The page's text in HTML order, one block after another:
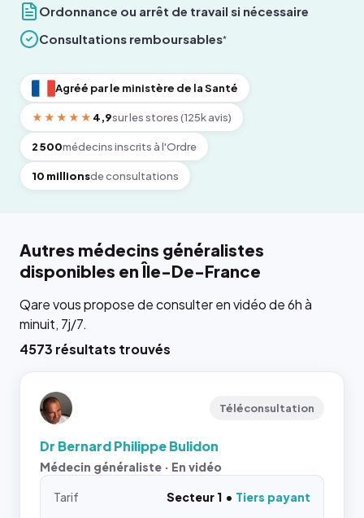
Ordonnance ou arrêt de travail si nécessaire
Consultations remboursables*
Agréé par le ministère de la Santé
★★★★★ 4,9sur les stores (125k avis)
2 500médecins inscrits à l'Ordre
10 millionsde consultations
Autres médecins généralistes
disponibles en Île-De-France
Qare vous propose de consulter en vidéo de 6h à
minuit, 7j/7.
4573 résultats trouvés
Téléconsultation
Dr Bernard Philippe Bulidon
Médecin généraliste · En vidéo
Tarif Secteur 1
Tiers payant